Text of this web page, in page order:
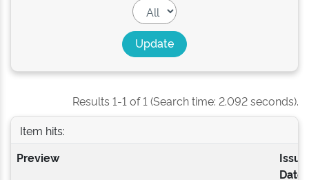
Results 1-1 of 1 (Search time: 2.092 seconds).
Item hits:
Preview
Issue
Date